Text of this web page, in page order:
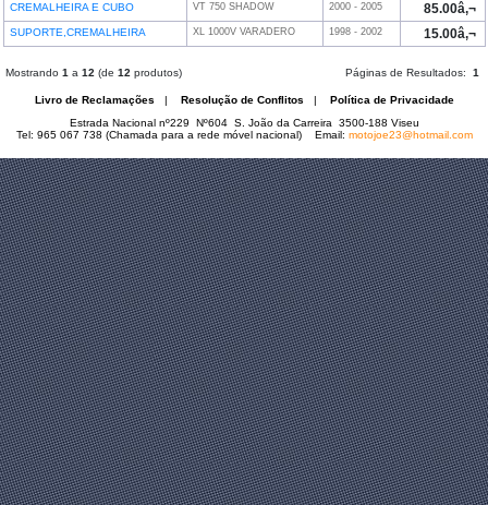
CREMALHEIRA E CUBO VT 750 SHADOW 2000 - 2005 85.00â‚¬
SUPORTE,CREMALHEIRA XL 1000V VARADERO 1998 - 2002 15.00â‚¬
Mostrando 1 a 12 (de 12 produtos) Páginas de Resultados: 1
Livro de Reclamações | Resolução de Conflitos | Política de Privacidade
Estrada Nacional nº229 Nº604 S. João da Carreira 3500-188 Viseu
Tel: 965 067 738 (Chamada para a rede móvel nacional) Email: motojoe23@hotmail.com